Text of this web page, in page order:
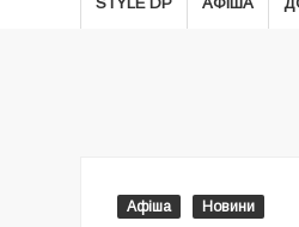
Афіша Новини